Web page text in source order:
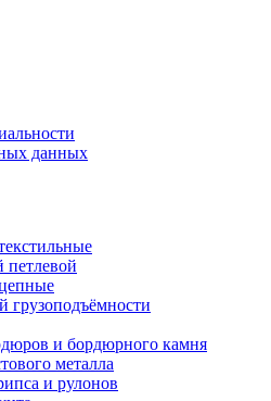
данных
петлевой
грузоподъёмности
и бордюрного камня
металла
и рулонов